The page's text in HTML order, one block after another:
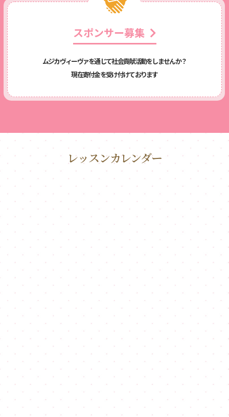
スポンサー募集
ムジカヴィーヴァを通じて社会貢献活動をしませんか？
現在寄付金を受け付けております
レッスンカレンダー